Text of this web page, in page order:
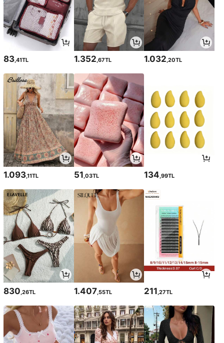
83,41TL 1.352,67TL 1.032,20TL
1.093,11TL 51,03TL 134,99TL
830 ,26TL 1.407 ,55TL 211 ,27TL